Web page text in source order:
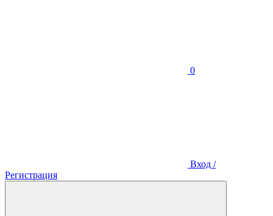
0
Вход /
Регистрация